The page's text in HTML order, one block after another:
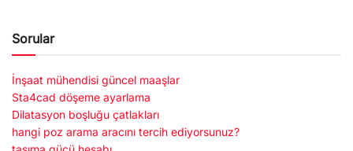
Sorular
İnşaat mühendisi güncel maaşlar
Sta4cad döşeme ayarlama
Dilatasyon boşluğu çatlakları
hangi poz arama aracını tercih ediyorsunuz?